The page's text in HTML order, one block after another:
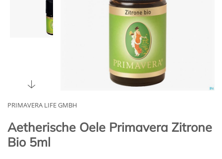
PRIMAVERA LIFE GMBH
Aetherische Oele Primavera Zitrone
Bio 5ml